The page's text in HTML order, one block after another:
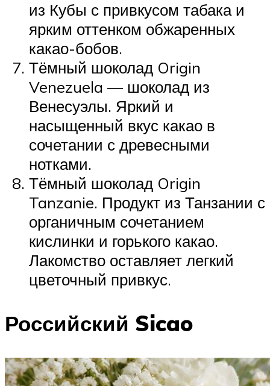
из Кубы с привкусом табака и
ярким оттенком обжаренных
какао-бобов.
Тёмный шоколад Origin
Venezuela — шоколад из
Венесуэлы. Яркий и
насыщенный вкус какао в
сочетании с древесными
нотками.
Тёмный шоколад Origin
Tanzanie. Продукт из Танзании с
органичным сочетанием
кислинки и горького какао.
Лакомство оставляет легкий
цветочный привкус.
Российский Sicao